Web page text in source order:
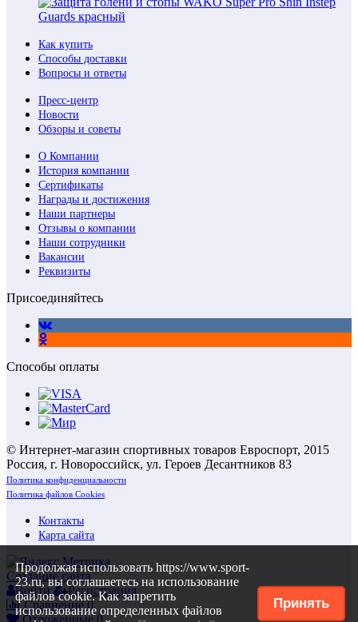
Продолжая использовать https://www.sport-
23.ru, вы соглашаетесь на использование
файлов cookie. Как запретить
использование определенных файлов
Принять
Как купить
Способы доставки
Вопросы и ответы
Пресс-центр
Новости
Обзоры и советы
О Компании
История компании
Сертификаты
Награды и достижения
Наши партнеры
Отзывы о компании
Наши сотрудники
Вакансии
Реквизиты
Присоединяйтесь
Способы оплаты
© Интернет-магазин спортивных товаров Евроспорт, 2015
Россия, г. Новороссийск, ул. Героев Десантников 83
Политика конфиденциальности
Политика файлов Cookies
Контакты
Карта сайта
Создание сайта
Войти
Регистрация
Сравнение 0